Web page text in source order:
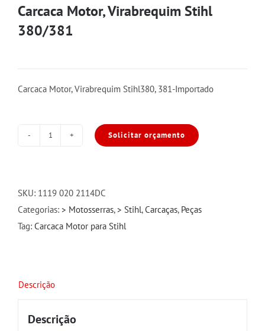
Carcaca Motor, Virabrequim Stihl
380/381
Carcaca Motor, Virabrequim Stihl380, 381-Importado
Stihl
380/381
quantidade
Solicitar orçamento
SKU: 1119 020 2114DC
Categorias: > Motosserras,> Stihl,Carcaças, Peças
Tag: Carcaca Motor para Stihl
Descrição
Descrição